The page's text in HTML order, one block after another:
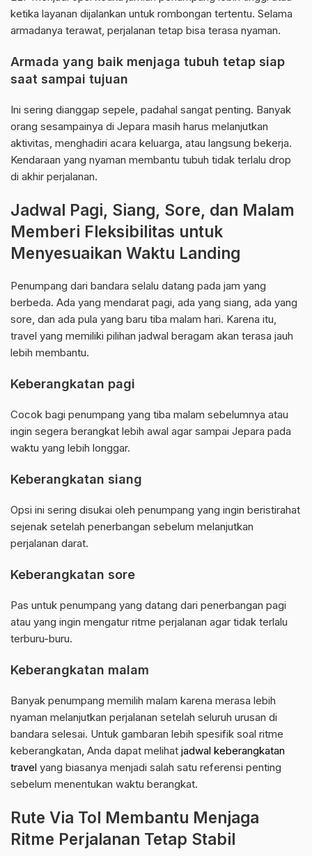
ketika layanan dijalankan untuk rombongan tertentu. Selama
armadanya terawat, perjalanan tetap bisa terasa nyaman.
Armada yang baik menjaga tubuh tetap siap
saat sampai tujuan
Ini sering dianggap sepele, padahal sangat penting. Banyak
orang sesampainya di Jepara masih harus melanjutkan
aktivitas, menghadiri acara keluarga, atau langsung bekerja.
Kendaraan yang nyaman membantu tubuh tidak terlalu drop
di akhir perjalanan.
Jadwal Pagi, Siang, Sore, dan Malam
Memberi Fleksibilitas untuk
Menyesuaikan Waktu Landing
Penumpang dari bandara selalu datang pada jam yang
berbeda. Ada yang mendarat pagi, ada yang siang, ada yang
sore, dan ada pula yang baru tiba malam hari. Karena itu,
travel yang memiliki pilihan jadwal beragam akan terasa jauh
lebih membantu.
Keberangkatan pagi
Cocok bagi penumpang yang tiba malam sebelumnya atau
ingin segera berangkat lebih awal agar sampai Jepara pada
waktu yang lebih longgar.
Keberangkatan siang
Opsi ini sering disukai oleh penumpang yang ingin beristirahat
sejenak setelah penerbangan sebelum melanjutkan
perjalanan darat.
Keberangkatan sore
Pas untuk penumpang yang datang dari penerbangan pagi
atau yang ingin mengatur ritme perjalanan agar tidak terlalu
terburu-buru.
Keberangkatan malam
Banyak penumpang memilih malam karena merasa lebih
nyaman melanjutkan perjalanan setelah seluruh urusan di
bandara selesai. Untuk gambaran lebih spesifik soal ritme
keberangkatan, Anda dapat melihat jadwal keberangkatan
travel yang biasanya menjadi salah satu referensi penting
sebelum menentukan waktu berangkat.
Rute Via Tol Membantu Menjaga
Ritme Perjalanan Tetap Stabil